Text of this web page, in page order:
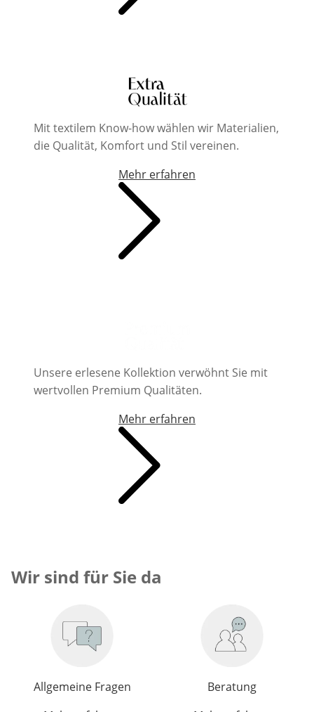
Mit textilem Know-how wählen wir Materialien,
die Qualität, Komfort und Stil vereinen.
Mehr erfahren
Unsere erlesene Kollektion verwöhnt Sie mit
wertvollen Premium Qualitäten.
Mehr erfahren
Wir sind für Sie da
Allgemeine Fragen
Beratung